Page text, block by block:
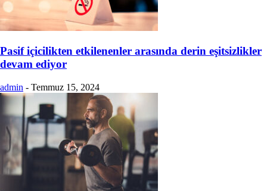
Pasif içicilikten etkilenenler arasında derin eşitsizlikler
devam ediyor
admin - Temmuz 15, 2024